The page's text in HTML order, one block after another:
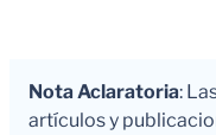
Nota Aclaratoria:
artículos y